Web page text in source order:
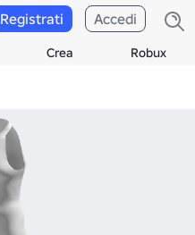
Crea Robux
Registrati Accedi